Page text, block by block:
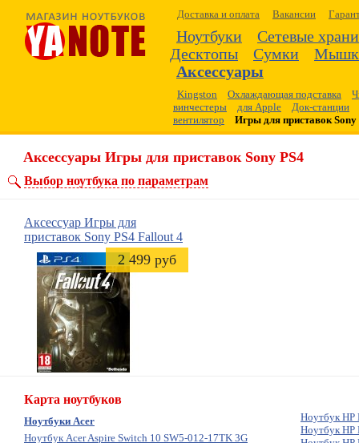
Доставка и оплата Вакансии
Ноутбуки
Сетевые
Десктопы
Сумки
Аксессуары
Kingston Охлаждающая подставка
винчестеры
для Apple
Док-станции
вентилятор
Игры для приставок Sony
Аксессуары Игры для приставок Sony PS4
Выбор ноутбука по параметрам
Аксессуар Игры для
приставок Sony PS4 Fallout 4
2 499 руб
Карта ноутбуков
Ноутбуки Acer
Ноутбук Acer Aspire Switch 10 SW5-012-17TK 3G
Ноутбук HP
Ноутбук HP